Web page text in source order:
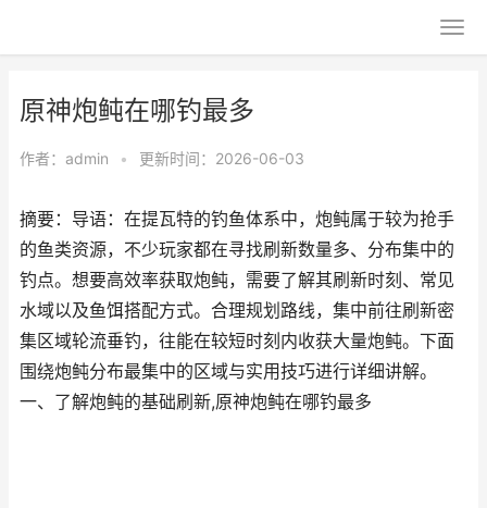
原神炮鲀在哪钓最多
作者： admin • 更新时间：2026-06-03
摘要：导语：在提瓦特的钓鱼体系中，炮鲀属于较为抢手
的鱼类资源，不少玩家都在寻找刷新数量多、分布集中的
钓点。想要高效率获取炮鲀，需要了解其刷新时刻、常见
水域以及鱼饵搭配方式。合理规划路线，集中前往刷新密
集区域轮流垂钓，往能在较短时刻内收获大量炮鲀。下面
围绕炮鲀分布最集中的区域与实用技巧进行详细讲解。
一、了解炮鲀的基础刷新,原神炮鲀在哪钓最多